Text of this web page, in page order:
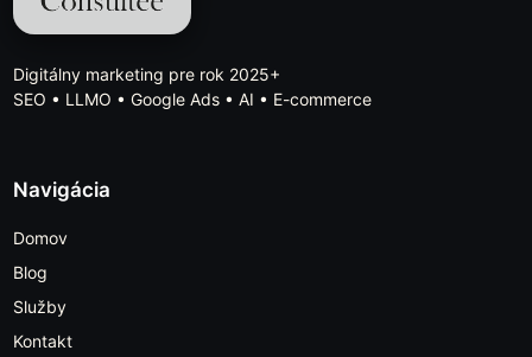
Digitálny marketing pre rok 2025+
SEO • LLMO • Google Ads • AI • E-commerce
Navigácia
Domov
Blog
Služby
Kontakt